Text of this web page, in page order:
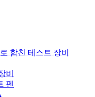
합친 테스트 장비
비
펜